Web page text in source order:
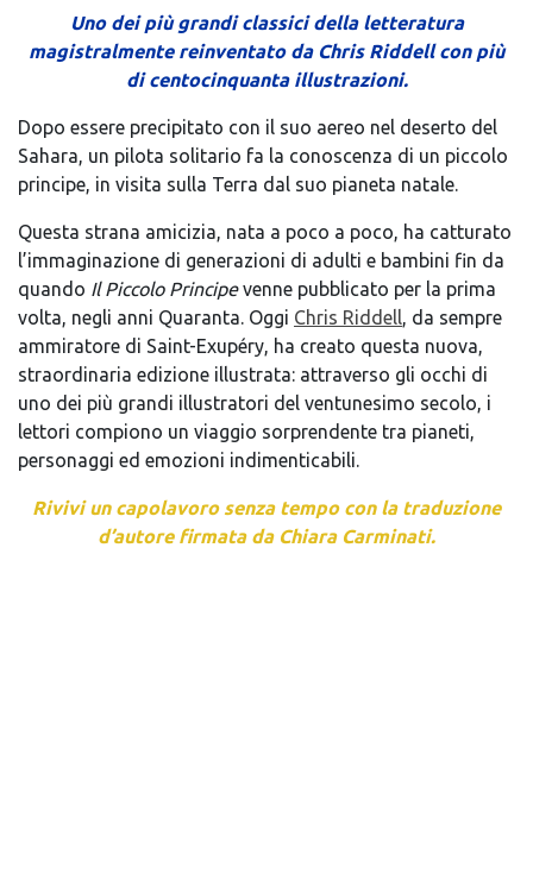
Uno dei più grandiclassici della letteratura
magistralmente reinventato da Chris Riddell con più
di centocinquanta illustrazioni.
Dopo essere precipitato con il suo aereo nel deserto del
Sahara, un pilota solitario fa la conoscenza di un piccolo
principe, in visita sulla Terra dal suo pianeta natale.
Questa strana amicizia, nata a poco a poco, ha catturato
l’immaginazione di generazioni di adulti e bambini fin da
quando Il Piccolo Principevenne pubblicato per la prima
volta, negli anni Quaranta. Oggi Chris Riddell, da sempre
ammiratore di Saint-Exupéry, ha creato questa nuova,
straordinaria edizione illustrata: attraverso gli occhi di
uno dei più grandi illustratori del ventunesimo secolo, i
lettori compiono un viaggio sorprendente tra pianeti,
personaggi ed emozioni indimenticabili.
Rivivi un capolavoro senza tempo con la traduzione
d’autore firmata da Chiara Carminati.